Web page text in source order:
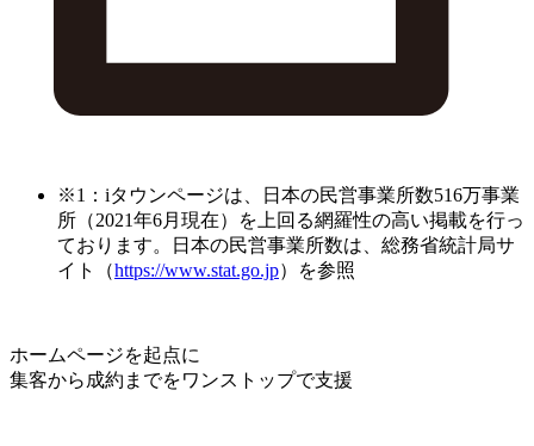
※1：iタウンページは、日本の民営事業所数516万事業
所（2021年6月現在）を上回る網羅性の高い掲載を行っ
ております。日本の民営事業所数は、総務省統計局サ
イト（https://www.stat.go.jp）を参照
ホームページを起点に
集客から成約までをワンストップで支援